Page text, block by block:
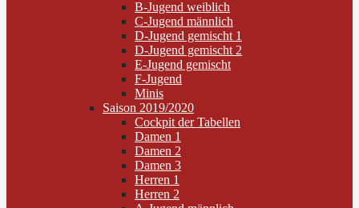
B-Jugend weiblich
C-Jugend männlich
D-Jugend gemischt 1
D-Jugend gemischt 2
E-Jugend gemischt
F-Jugend
Minis
Saison 2019/2020
Cockpit der Tabellen
Damen 1
Damen 2
Damen 3
Herren 1
Herren 2